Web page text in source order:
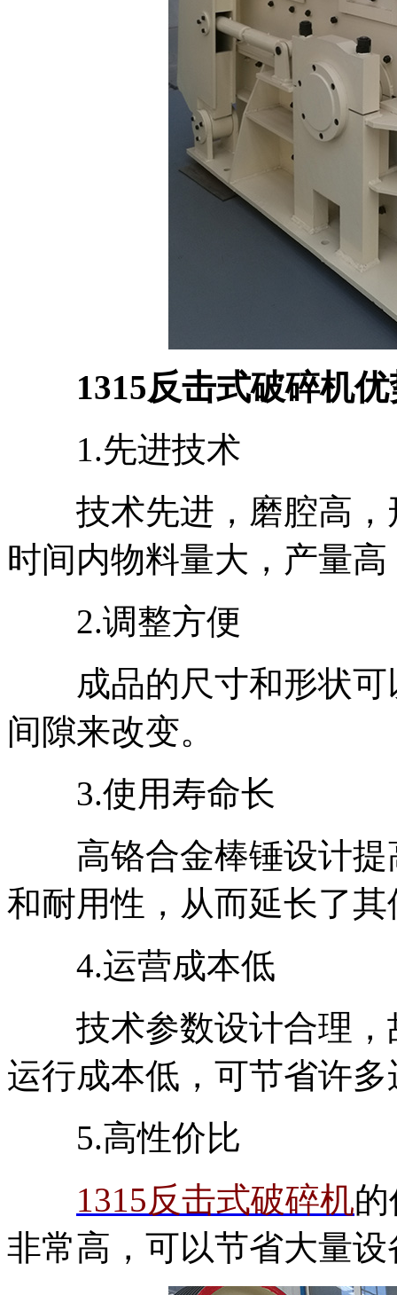
1315反击式破碎机优
1.先进技术
技术先进，磨腔高，
时间内物料量大，产量
2.调整方便
成品的尺寸和形状可
间隙来改变。
3.使用寿命长
高铬合金棒锤设计提
和耐用性，从而延长了
4.运营成本低
技术参数设计合理，
运行成本低，可节省许
5.高性价比
1315反击式破碎机
非常高，可以节省大量